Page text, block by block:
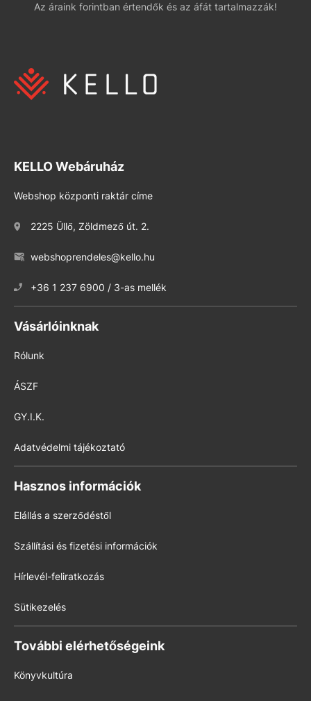
Az áraink forintban értendők és az áfát tartalmazzák!
KELLO Webáruház
Webshop központi raktár címe
2225 Üllő, Zöldmező út. 2.
webshoprendeles@kello.hu
+36 1 237 6900 / 3-as mellék
Vásárlóinknak
Rólunk
ÁSZF
GY.I.K.
Adatvédelmi tájékoztató
Hasznos információk
Elállás a szerződéstől
Szállítási és fizetési információk
Hírlevél-feliratkozás
Sütikezelés
További elérhetőségeink
Könyvkultúra